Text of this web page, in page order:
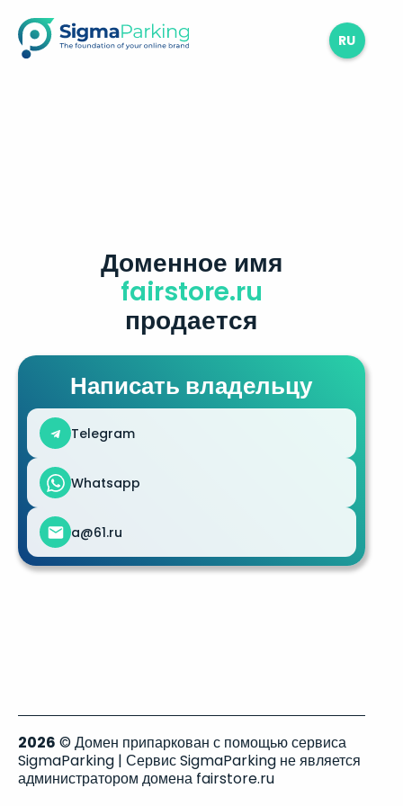
RU
Доменное имя
fairstore.ru
продается
Написать владельцу
Telegram
Whatsapp
a@61.ru
2026 © Домен припаркован с помощью сервиса
SigmaParking | Сервис SigmaParking не является
администратором домена fairstore.ru